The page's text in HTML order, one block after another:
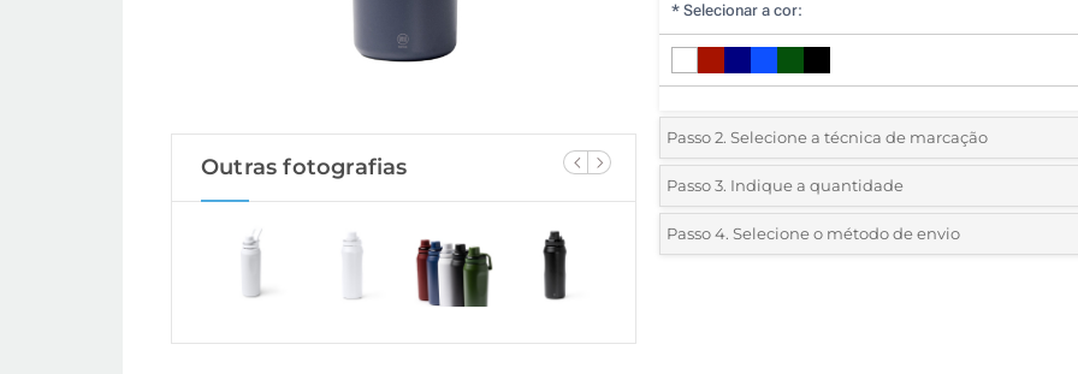
Outras fotografias
* Selecionar a cor:
Passo 2. Selecione a técnica de marcação
*Selecione o tipo de marcação e as cores do logotipo:
1 Cor (Num lado)
Passo 3. Indique a quantidade
*Quantidade mínima:10
Passo 4. Selecione o método de envio